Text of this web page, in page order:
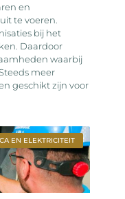
en
te voeren.
bij het
Daardoor
waarbij
meer
geschikt zijn voor
EN ELEKTRICITEIT